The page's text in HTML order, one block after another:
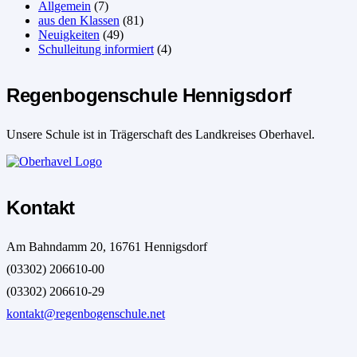
Allgemein (7)
aus den Klassen (81)
Neuigkeiten (49)
Schulleitung informiert (4)
Regenbogenschule Hennigsdorf
Unsere Schule ist in Trägerschaft des Landkreises Oberhavel.
Kontakt
Am Bahndamm 20, 16761 Hennigsdorf
(03302) 206610-00
(03302) 206610-29
kontakt@regenbogenschule.net